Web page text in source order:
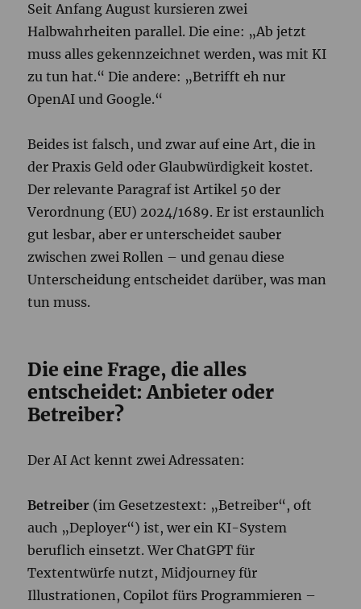
Seit Anfang August kursieren zwei
Halbwahrheiten parallel. Die eine: „Ab jetzt
muss alles gekennzeichnet werden, was mit KI
zu tun hat.“ Die andere: „Betrifft eh nur
OpenAI und Google.“
Beides ist falsch, und zwar auf eine Art, die in
der Praxis Geld oder Glaubwürdigkeit kostet.
Der relevante Paragraf ist Artikel 50 der
Verordnung (EU) 2024/1689. Er ist erstaunlich
gut lesbar, aber er unterscheidet sauber
zwischen zwei Rollen – und genau diese
Unterscheidung entscheidet darüber, was man
tun muss.
Die eine Frage, die alles
entscheidet: Anbieter oder
Betreiber?
Der AI Act kennt zwei Adressaten:
Betreiber (im Gesetzestext: „Betreiber“, oft
auch „Deployer“) ist, wer ein KI-System
beruflich einsetzt. Wer ChatGPT für
Textentwürfe nutzt, Midjourney für
Illustrationen, Copilot fürs Programmieren –